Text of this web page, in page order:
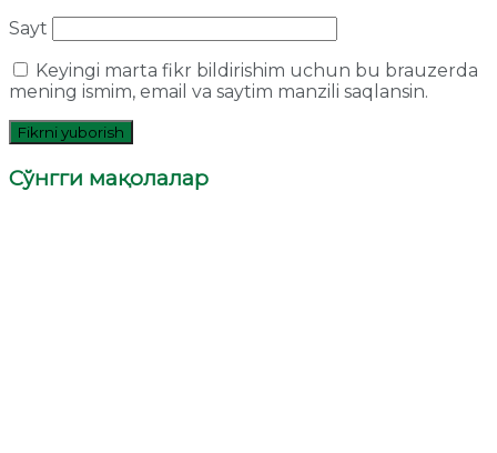
Sayt
Keyingi marta fikr bildirishim uchun bu brauzerda
mening ismim, email va saytim manzili saqlansin.
Сўнгги мақолалар